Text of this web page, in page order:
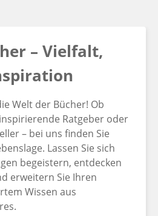
– Vielfalt,
Welt der Bücher! Ob
Ratgeber oder
– bei uns finden Sie
Lassen Sie sich
begeistern, entdecken
erweitern Sie Ihren
Wissen aus